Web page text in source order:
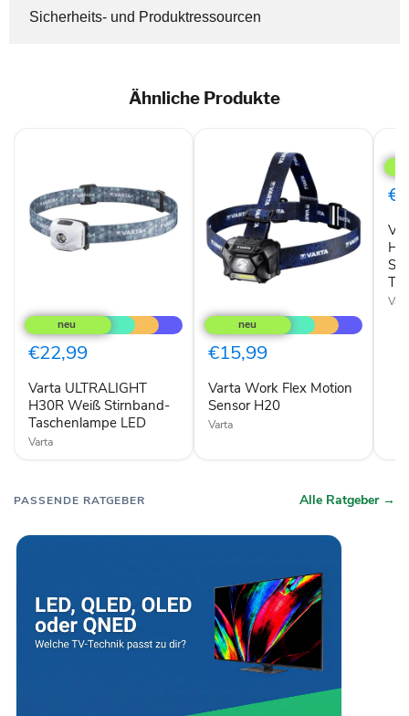
Sicherheits- und Produktressourcen
Ähnliche Produkte
ULTRALIGHT
H30R
Weiß
Stirnband-
LED
€22,99
Varta ULTRALIGHT
H30R Weiß Stirnband-
Taschenlampe LED
Varta
Work
Flex
Motion
Sensor
€15,99
Varta Work Flex Motion
Sensor H20
Varta
H20
Pro
Rot
LED
PASSENDE RATGEBER Alle Ratgeber →